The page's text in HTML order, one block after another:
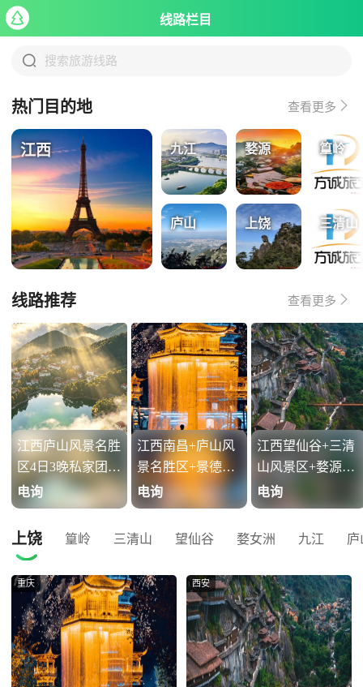
 线路栏目
 搜索旅游线路
热门目的地 查看更多 
江西 九江
庐山
婺源
上饶
篁岭
三清山
线路推荐 查看更多 
江西庐山风景名胜
区4日3晚私家团
·【暑期预售 咨询
客服优惠至高立减
800元】自营标杆
【3晚连住山顶
·BC线金牌导游陪
同讲解】亲子儿童
含早含门票+赠云
端下午茶【行程可
调:东林大佛+秀峰
李白瀑布】夜游牯
电询
江西南昌+庐山风
景名胜区+景德镇
+婺源+三清山风
景区+望仙谷6日5
晚私家团·【别再
西才是被低估的宝
藏目的地】【暑期
狂欢开启！咨询客
服立减至高1000/
单】 司导专车 婺
女洲+望仙+三清
电询
江西望仙谷+三清
山风景区+婺源篁
岭景区3日2晚自由
行·【端午暑期出
行咨询客服，下单
人】8人小团拼车
游 网红望仙谷夜
景+三清山天下秀
+四季晒秋人家篁
岭 宿1晚三清山山
脚下酒店+1晚婺源
电询
上饶 篁岭 三清山 望仙谷 婺女洲 九江 庐

重庆 西安